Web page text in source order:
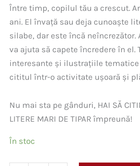
Între timp, copilul tău a crescut.
ani. El învață sau deja cunoaște
silabe, dar este încă neîncrezător.
va ajuta să capete încredere în el.
interesante și ilustrațiile
cititul într-o activitate ușoară și
Nu mai sta pe gânduri, HAI SĂ
LITERE MARI DE TIPAR împreună!
În stoc